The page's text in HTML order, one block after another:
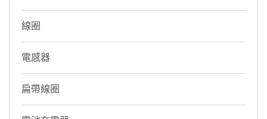
線圈
電感器
扁帶線圈